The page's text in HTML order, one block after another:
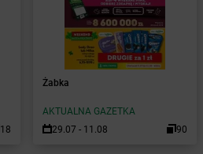
18
Żabka
AKTUALNA GAZETKA
29.07 - 11.08
90